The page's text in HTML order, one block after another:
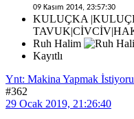
09 Kasım 2014, 23:57:30
KULUÇKA
Ruh Halim
Kayıtlı
Ynt: Makina Yapmak
#362
29 Ocak 2019, 21:26:40